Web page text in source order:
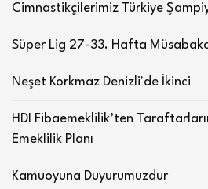
Cimnastikçilerimiz Türkiye
Süper Lig 27-33. Hafta Müsabaka
Neşet Korkmaz Denizli'de İkinci
HDI Fibaemeklilik’ten
Emeklilik Planı
Kamuoyuna Duyurumuzdur